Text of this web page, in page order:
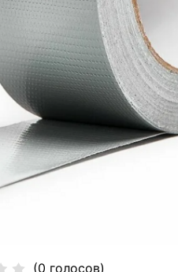
(0 голосов)